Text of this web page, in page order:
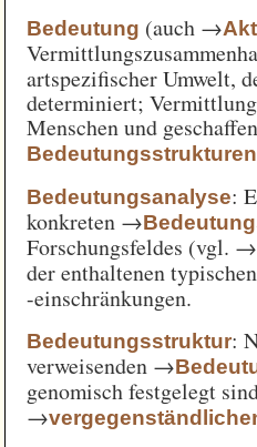
Bedeutung (auch →
artspezifischer Umwelt,
determiniert;
Menschen und
Bedeutungsstrukturen
Bedeutungsanalyse:
konkreten →
Forschungsfeldes (vgl. →
der enthaltenen
-einschränkungen.
Bedeutungsstruktur:
verweisenden →
genomisch festgelegt
→